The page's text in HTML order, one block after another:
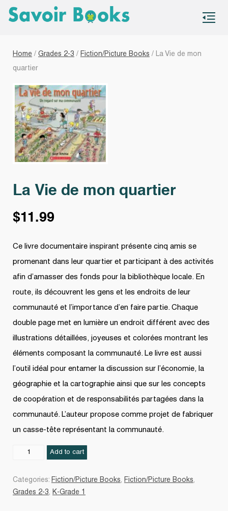
Home / Grades 2-3 / Fiction/Picture Books / La Vie de mon
quartier
La Vie de mon quartier
$11.99
Ce livre documentaire inspirant présente cinq amis se
promenant dans leur quartier et participant à des activités
afin d’amasser des fonds pour la bibliothèque locale. En
route, ils découvrent les gens et les endroits de leur
communauté et l’importance d’en faire partie. Chaque
double page met en lumière un endroit différent avec des
illustrations détaillées, joyeuses et colorées montrant les
éléments composant la communauté. Le livre est aussi
l’outil idéal pour entamer la discussion sur l’économie, la
géographie et la cartographie ainsi que sur les concepts
de coopération et de responsabilités partagées dans la
communauté. L’auteur propose comme projet de fabriquer
un casse-tête représentant la communauté.
Add to cart
Categories: Fiction/Picture Books, Fiction/Picture Books,
Grades 2-3, K-Grade 1